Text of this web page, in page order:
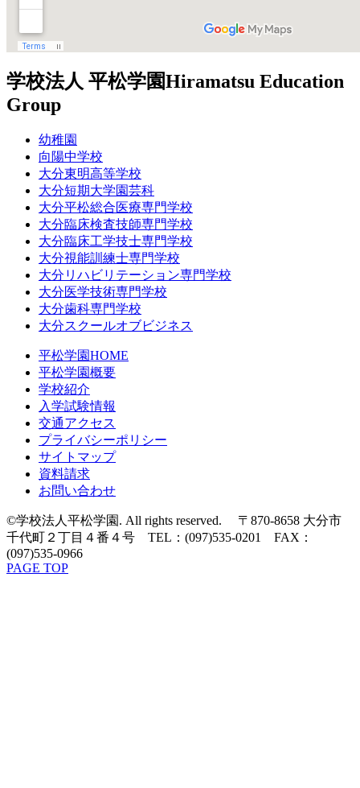
学校法人 平松学園Hiramatsu Education
Group
幼稚園
向陽中学校
大分東明高等学校
大分短期大学園芸科
大分平松総合医療専門学校
大分臨床検査技師専門学校
大分臨床工学技士専門学校
大分視能訓練士専門学校
大分リハビリテーション専門学校
大分医学技術専門学校
大分歯科専門学校
大分スクールオブビジネス
平松学園HOME
平松学園概要
学校紹介
入学試験情報
交通アクセス
プライバシーポリシー
サイトマップ
資料請求
お問い合わせ
©学校法人平松学園. All rights reserved. 〒870-8658 大分市
千代町２丁目４番４号 TEL：(097)535-0201 FAX：
(097)535-0966
PAGE TOP